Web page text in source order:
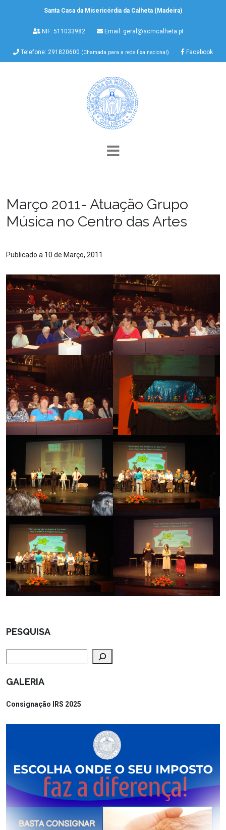
Santa Casa da Misericórdia da Calheta (Madeira)
NIF: 511033982 Email: geral@scmcalheta.pt
Telefone: 291820600 (Chamada para a rede fixa nacional) Facebook
Março 2011- Atuação Grupo
Música no Centro das Artes
Publicado a 10 de Março, 2011
PESQUISA
GALERIA
Consignação IRS 2025